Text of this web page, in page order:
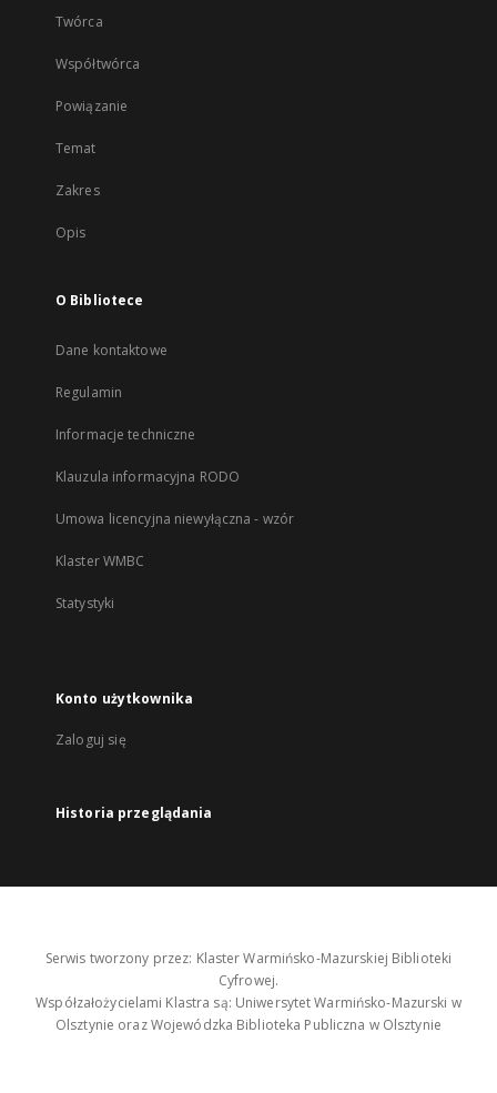
Twórca
Współtwórca
Powiązanie
Temat
Zakres
Opis
O Bibliotece
Dane kontaktowe
Regulamin
Informacje techniczne
Klauzula informacyjna RODO
Umowa licencyjna niewyłączna - wzór
Klaster WMBC
Statystyki
Konto użytkownika
Zaloguj się
Historia przeglądania
Serwis tworzony przez: Klaster Warmińsko-Mazurskiej Biblioteki
Cyfrowej.
Współzałożycielami Klastra są: Uniwersytet Warmińsko-Mazurski w
Olsztynie oraz Wojewódzka Biblioteka Publiczna w Olsztynie